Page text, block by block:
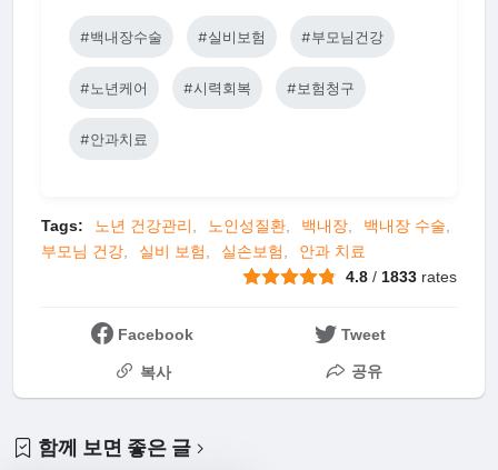
#백내장수술 #실비보험 #부모님건강
#노년케어 #시력회복 #보험청구
#안과치료
Tags: 노년 건강관리 노인성질환 백내장
백내장 수술
부모님 건강
실비 보험 실손보험
안과 치료
4.8 /1833 rates
Facebook Tweet
복사 공유
함께 보면 좋은 글